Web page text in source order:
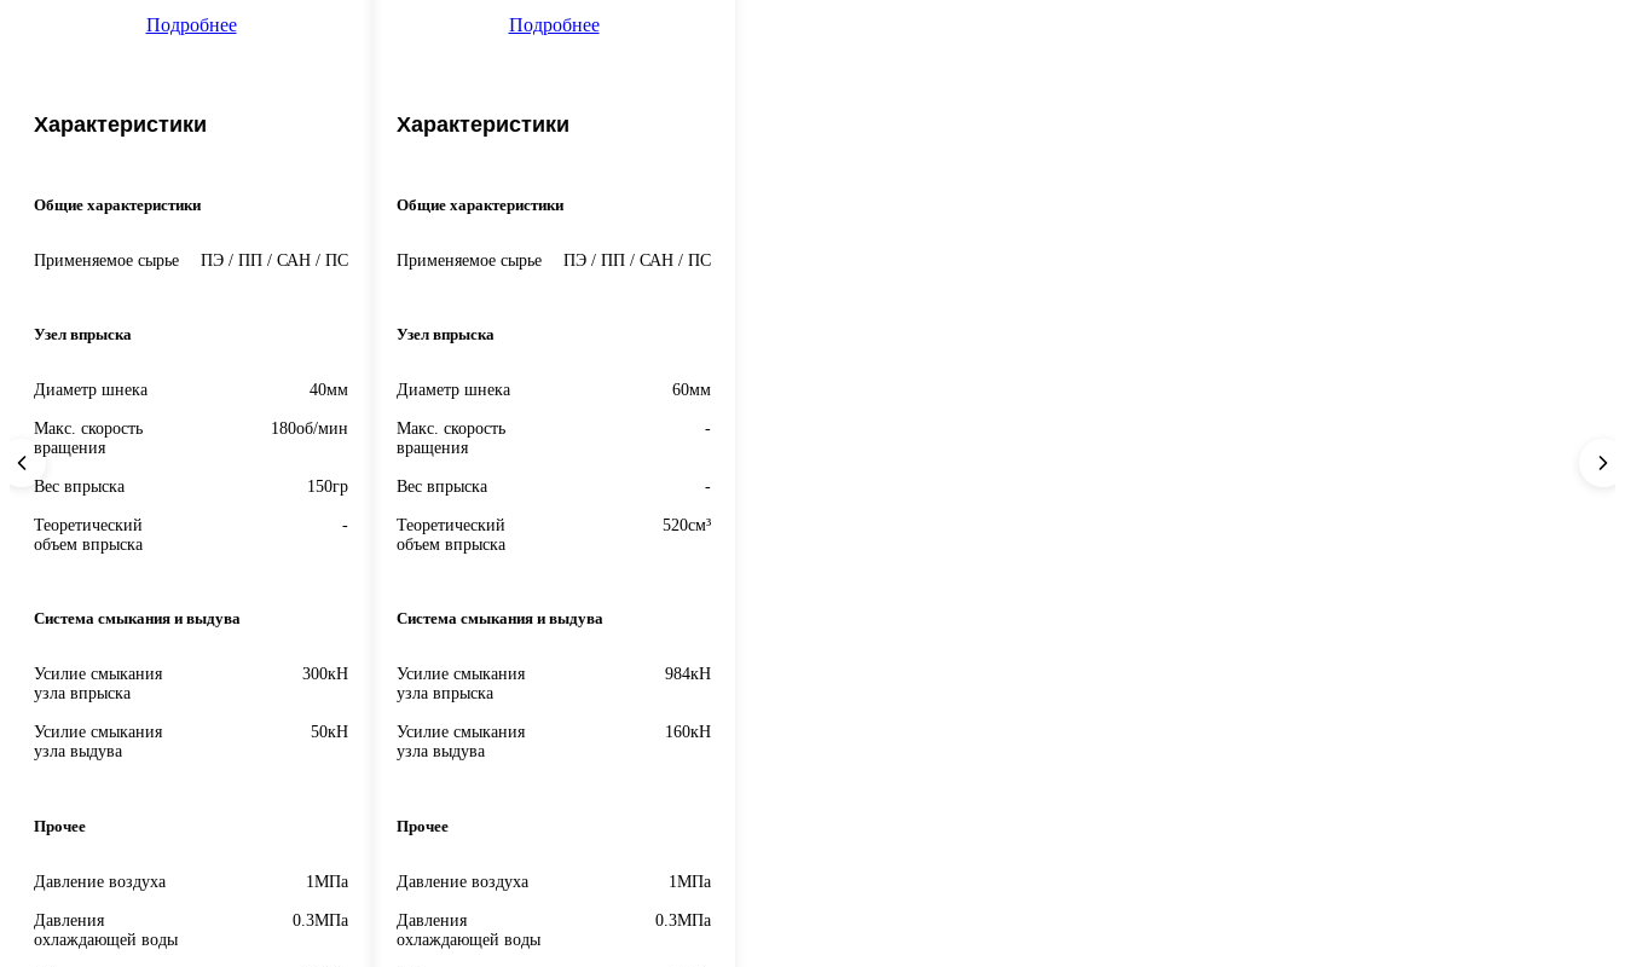
Подробнее
Характеристики
Общие характеристики
Применяемое сырье ПЭ / ПП / САН / ПС
Узел впрыска
Диаметр шнека 40мм
Макс. скорость
вращения
180об/мин
Вес впрыска 150гр
Теоретический
объем впрыска
-
Система смыкания и выдува
Усилие смыкания
узла впрыска
300кН
Усилие смыкания
узла выдува
50кН
Прочее
Давление воздуха 1МПа
Давления
охлаждающей воды
0.3МПа
Подробнее
Характеристики
Общие характеристики
Применяемое сырье ПЭ / ПП / САН / ПС
Узел впрыска
Диаметр шнека 60мм
Макс. скорость
вращения
-
Вес впрыска -
Теоретический
объем впрыска
520см³
Система смыкания и выдува
Усилие смыкания
узла впрыска
984кН
Усилие смыкания
узла выдува
160кН
Прочее
Давление воздуха 1МПа
Давления
охлаждающей воды
0.3МПа